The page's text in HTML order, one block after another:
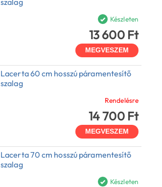
szalag
Készleten
13 600 Ft
MEGVESZEM
Lacerta 60 cm hosszú páramentesítő
szalag
Rendelésre
14 700 Ft
MEGVESZEM
Lacerta 70 cm hosszú páramentesítő
szalag
Készleten